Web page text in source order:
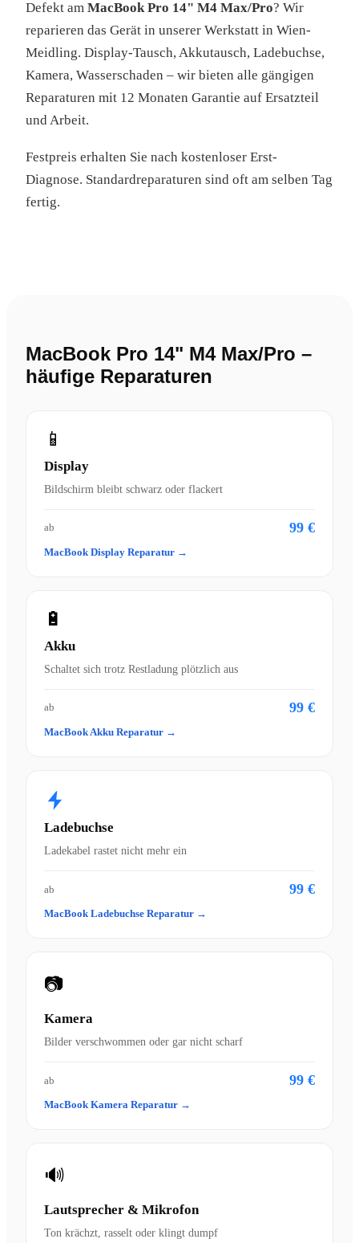
Defekt am MacBook Pro 14" M4 Max/Pro? Wir
reparieren das Gerät in unserer Werkstatt in Wien-
Meidling. Display-Tausch, Akkutausch, Ladebuchse,
Kamera, Wasserschaden – wir bieten alle gängigen
Reparaturen mit 12 Monaten Garantie auf Ersatzteil
und Arbeit.
Festpreis erhalten Sie nach kostenloser Erst-
Diagnose. Standardreparaturen sind oft am selben Tag
fertig.
MacBook Pro 14" M4 Max/Pro –
häufige Reparaturen
📱
Display
Bildschirm bleibt schwarz oder flackert
ab 99 €
MacBook Display Reparatur →
🔋
Akku
Schaltet sich trotz Restladung plötzlich aus
ab 99 €
MacBook Akku Reparatur →
Ladebuchse
Ladekabel rastet nicht mehr ein
ab 99 €
MacBook Ladebuchse Reparatur →
📷
Kamera
Bilder verschwommen oder gar nicht scharf
ab 99 €
MacBook Kamera Reparatur →
🔊
Lautsprecher & Mikrofon
Ton krächzt, rasselt oder klingt dumpf